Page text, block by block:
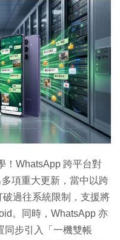
！WhatsApp 跨平台對
項重大更新，當中以跨
過往系統限制，支援將
。同時，WhatsApp 亦
同步引入「一機雙帳